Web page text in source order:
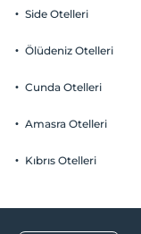
Side Otelleri
Ölüdeniz Otelleri
Cunda Otelleri
Amasra Otelleri
Kıbrıs Otelleri